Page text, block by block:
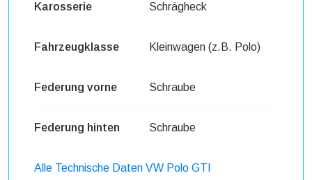
Karosserie Schrägheck
Fahrzeugklasse Kleinwagen (z.B. Polo)
Federung vorne Schraube
Federung hinten Schraube
Alle Technische Daten VW Polo GTI